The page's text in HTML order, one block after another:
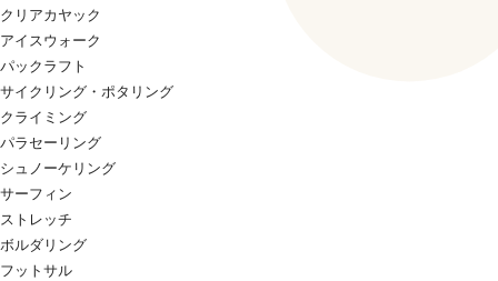
クリアカヤック
アイスウォーク
パックラフト
サイクリング・ポタリング
クライミング
パラセーリング
シュノーケリング
サーフィン
ストレッチ
ボルダリング
フットサル